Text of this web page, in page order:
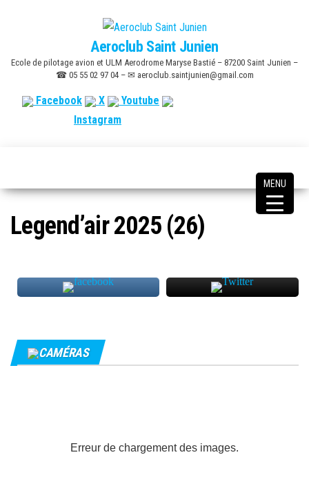
content
Aeroclub Saint Junien
Ecole de pilotage avion et ULM Aerodrome Maryse Bastié – 87200 Saint Junien –
☎ 05 55 02 97 04 – ✉ aeroclub.saintjunien@gmail.com
Facebook X
Youtube
Instagram
Legend’air 2025 (26)
CAMÉRAS
Erreur de chargement des images.
MENU